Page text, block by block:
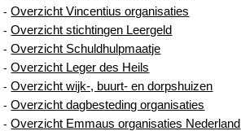
-Overzicht Vincentius organisaties
-Overzicht stichtingen Leergeld
-Overzicht Schuldhulpmaatje
-Overzicht Leger des Heils
-Overzicht wijk-, buurt- en dorpshuizen
-Overzicht dagbesteding organisaties
-Overzicht Emmaus organisaties Nederland